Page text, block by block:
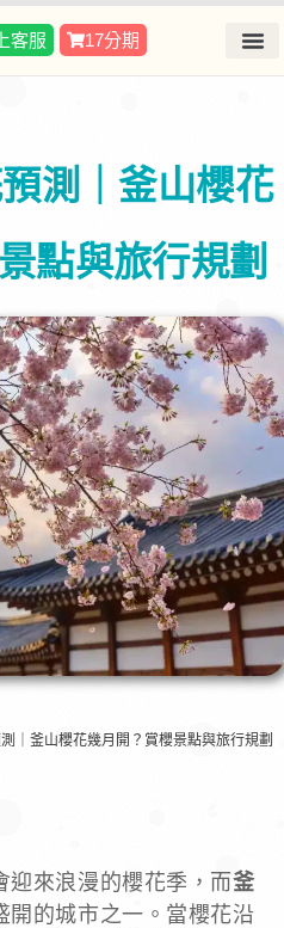
客服 17分期
測｜釜山櫻花
點與旅行規劃
｜釜山櫻花幾月開？賞櫻景點與旅行規劃
迎來浪漫的櫻花季，而釜
開的城市之一。當櫻花沿